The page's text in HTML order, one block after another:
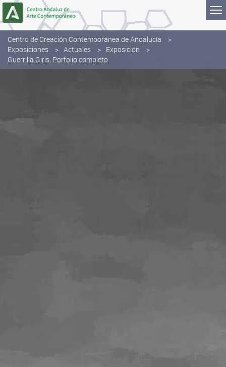
Saltar al contenido
Centro de Creación Contemporánea de Andalucía
Exposiciones
Actuales
Exposición
Guerrilla Girls. Porfolio completo